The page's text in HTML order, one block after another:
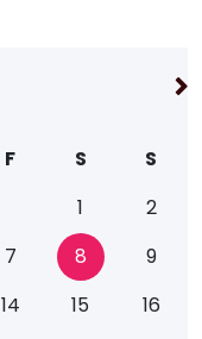
F S
S
1
2
7 8
9
14 15
16